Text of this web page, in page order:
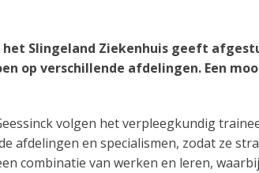
Slingeland Ziekenhuis geeft
op verschillende afdelingen. Een
volgen het verpleegkundig
afdelingen en specialismen, zodat ze
combinatie van werken en leren,